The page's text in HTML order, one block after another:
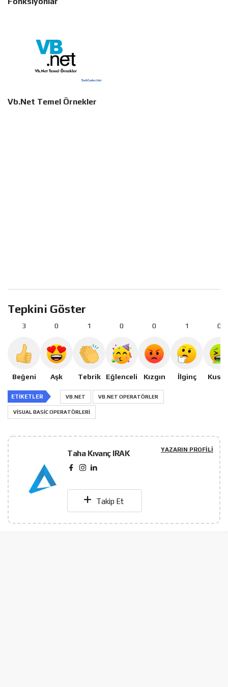
Vb.Net Temel Örnekler
Tepkini Göster
3
Beğeni
0
Aşk
1
Tebrik
0
Eğlenceli
0
Kızgın
1
İlginç
0
ETIKETLER VB.NET VB.NET OPERATÖRLER
VISUAL BASIC OPERATÖRLERI
Taha Kıvanç IRAK YAZARIN PROFILI
Takip Et